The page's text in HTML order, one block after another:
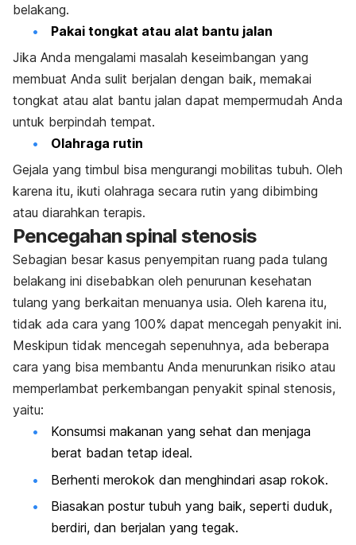
belakang.
Pakai tongkat atau alat bantu jalan
Jika Anda mengalami masalah keseimbangan yang
membuat Anda sulit berjalan dengan baik, memakai
tongkat atau alat bantu jalan dapat mempermudah Anda
untuk berpindah tempat.
Olahraga rutin
Gejala yang timbul bisa mengurangi mobilitas tubuh. Oleh
karena itu, ikuti olahraga secara rutin yang dibimbing
atau diarahkan terapis.
Pencegahan spinal stenosis
Sebagian besar kasus penyempitan ruang pada tulang
belakang ini disebabkan oleh penurunan kesehatan
tulang yang berkaitan menuanya usia. Oleh karena itu,
tidak ada cara yang 100% dapat mencegah penyakit ini.
Meskipun tidak mencegah sepenuhnya, ada beberapa
cara yang bisa membantu Anda menurunkan risiko atau
memperlambat perkembangan penyakit spinal stenosis,
yaitu:
Konsumsi makanan yang sehat dan menjaga
berat badan tetap ideal.
Berhenti merokok dan menghindari asap rokok.
Biasakan postur tubuh yang baik, seperti duduk,
berdiri, dan berjalan yang tegak.